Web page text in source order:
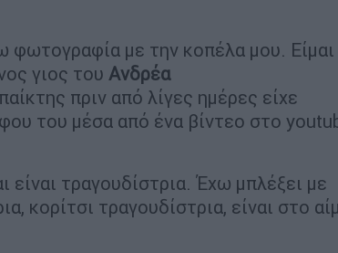
φωτογραφία με την κοπέλα μου. Είμαι
γιος του Ανδρέα
πριν από λίγες ημέρες είχε
του μέσα από ένα βίντεο στο
είναι τραγουδίστρια. Έχω μπλέξει με
κορίτσι τραγουδίστρια, είναι στο